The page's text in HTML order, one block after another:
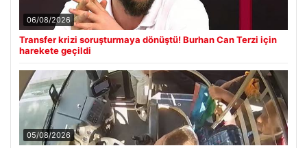
06/08/2026
Transfer krizi soruşturmaya dönüştü! Burhan Can Terzi için
harekete geçildi
05/08/2026